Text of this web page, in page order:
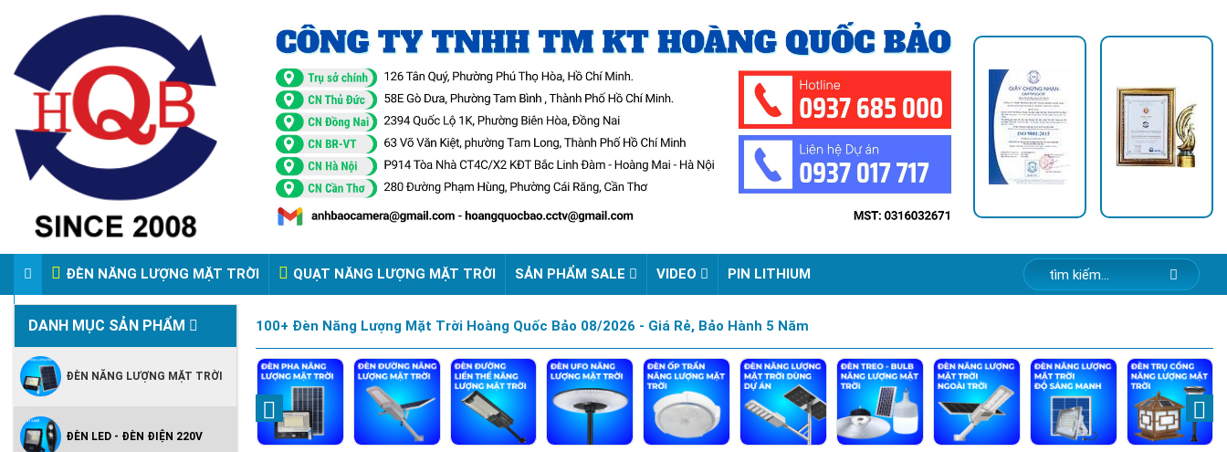
ĐÈN NĂNG LƯỢNG MẶT TRỜI QUẠT NĂNG LƯỢNG MẶT TRỜI SẢN PHẨM SALE VIDEO PIN LITHIUM
VIDEO ĐÈN PHA ĐIỆN 220V
DANH MỤC SẢN PHẨM
ĐÈN NĂNG LƯỢNG MẶT TRỜI
ĐÈN LED - ĐÈN ĐIỆN 220V
100+ Đèn Năng Lượng Mặt Trời Hoàng Quốc Bảo 08/2026 - Giá Rẻ, Bảo Hành 5 Năm